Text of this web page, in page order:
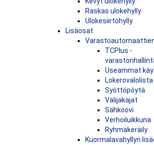
Raskas ulokehylly
Ulokesiirtohylly
Lisäosat
TCPlus -
Useammat
Lokerovalolista
Syöttöpöytä
Välijakajat
Sähköovi
Verhoiluikkuna
Ryhmäkeräily
Kuormalavahyllyn